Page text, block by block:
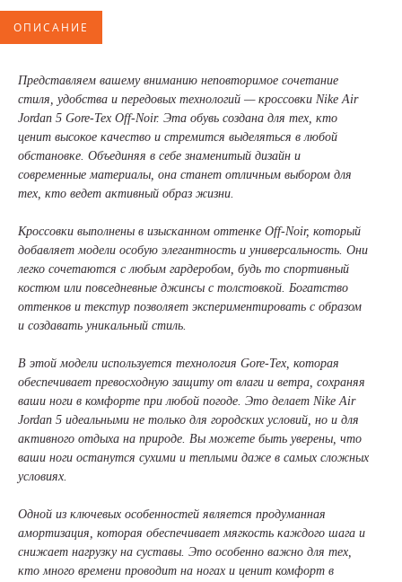
ОПИСАНИЕ
Представляем вашему вниманию неповторимое сочетание
стиля, удобства и передовых технологий — кроссовки Nike Air
Jordan 5 Gore-Tex Off-Noir. Эта обувь создана для тех, кто
ценит высокое качество и стремится выделяться в любой
обстановке. Объединяя в себе знаменитый дизайн и
современные материалы, она станет отличным выбором для
тех, кто ведет активный образ жизни.
Кроссовки выполнены в изысканном оттенке Off-Noir, который
добавляет модели особую элегантность и универсальность. Они
легко сочетаются с любым гардеробом, будь то спортивный
костюм или повседневные джинсы с толстовкой. Богатство
оттенков и текстур позволяет экспериментировать с образом
и создавать уникальный стиль.
В этой модели используется технология Gore-Tex, которая
обеспечивает превосходную защиту от влаги и ветра, сохраняя
ваши ноги в комфорте при любой погоде. Это делает Nike Air
Jordan 5 идеальными не только для городских условий, но и для
активного отдыха на природе. Вы можете быть уверены, что
ваши ноги останутся сухими и теплыми даже в самых сложных
условиях.
Одной из ключевых особенностей является продуманная
амортизация, которая обеспечивает мягкость каждого шага и
снижает нагрузку на суставы. Это особенно важно для тех,
кто много времени проводит на ногах и ценит комфорт в